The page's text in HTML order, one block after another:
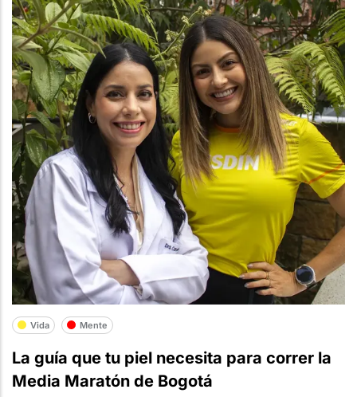
Vida Mente
La guía que tu piel necesita para correr la
Media Maratón de Bogotá